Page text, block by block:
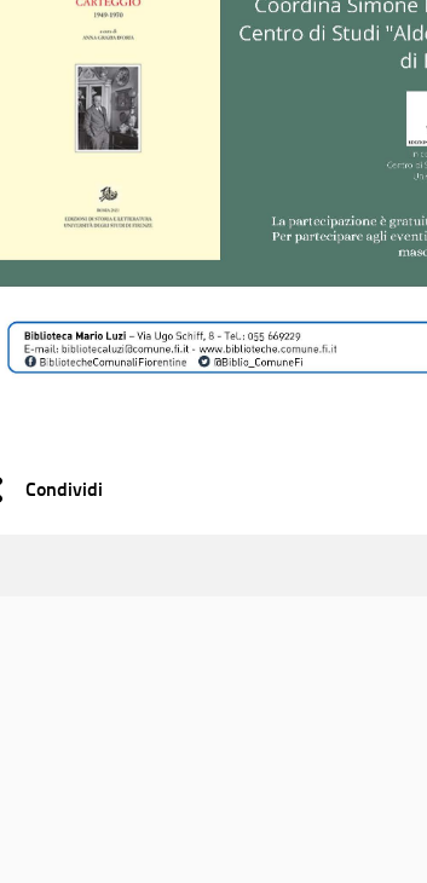
Condividi